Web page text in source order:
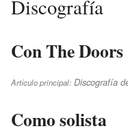
Discografía
Con The Doors
Artículo principal: Discografía
Como solista